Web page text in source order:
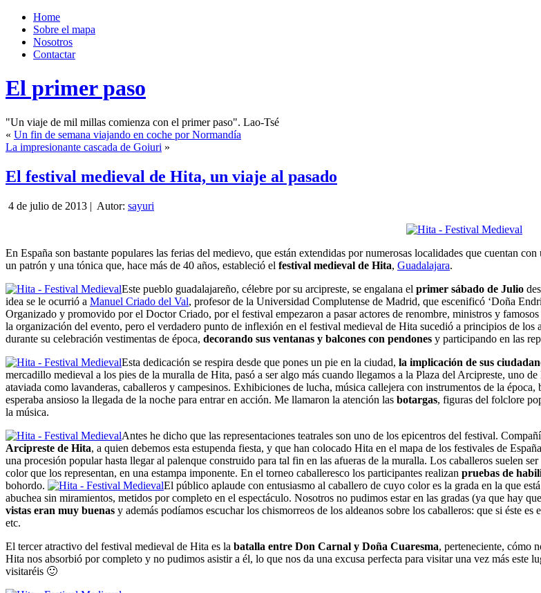
Home
Sobre el mapa
Nosotros
Contactar
El primer paso
"Un viaje de mil millas comienza con el primer paso". Lao-Tsé
« Un fin de semana viajando en coche por Normandía
La impresionante cascada de Goiuri »
El festival medieval de Hita, un viaje al pasado
4 de julio de 2013 | Autor: sayuri
En España son bastante populares las ferias del medievo, que están extendidas por numerosas localidades que cuentan con
un patrón y una tónica que, hace más de 40 años, estableció el festival medieval de Hita, Guadalajara.
Este pueblo guadalajareño, célebre por su arcipreste, se engalana el primer sábado de Julio
idea se le ocurrió a Manuel Criado del Val, profesor de la Universidad Complutense de Madrid, que escenificó ‘Doña
Organizado y promovido por el Doctor Criado, por el festival empezaron a pasar actores de renombre, ministros y
la organización del evento, pero el verdadero punto de inflexión en el festival medieval de Hita sucedió a principios de
durante su celebración vestimentas de época, decorando sus ventanas y balcones con pendones y participando en las
Esta dedicación se respira desde que pones un pie en la ciudad, la implicación de sus
mercadillo medieval a los pies de la muralla de Hita, pasó a ser algo más cuando llegamos a la Plaza del Arcipreste, uno
ataviada como lavanderas, caballeros y campesinos. Exhibiciones de lucha, música callejera con instrumentos de la
esperaba ansioso la llegada de la noche para entrar en acción. Me llamaron la atención las botargas, figuras del folclore
la música.
Antes he dicho que las representaciones teatrales son uno de los epicentros del festival.
Arcipreste de Hita, a quien debemos esta estupenda fiesta, y que han colocado Hita en el mapa de los festivales de
una procesión popular hasta llegar al palenque construido para tal fin en las afueras de la muralla. Los caballeros suelen
color que los representan, en una estampa imponente. En el torneo caballeresco los participantes realizan pruebas de
bohordo.
El público aplaude con entusiasmo al caballero de cuyo color es la grada en la que
abuchea sin miramientos, metidos por completo en el espectáculo. Nosotros no pudimos estar en las gradas (ya que hay
vistas eran muy buenas y además podíamos escuchar los chismorreos de los aldeanos sobre los caballeros: que si éste
etc.
El tercer atractivo del festival medieval de Hita es la batalla entre Don Carnal y Doña Cuaresma, perteneciente, cómo
Hita nos absorbió por completo y no pudimos asistir a él, lo que nos da una excusa perfecta para visitar una vez más este
visitaréis 🙂